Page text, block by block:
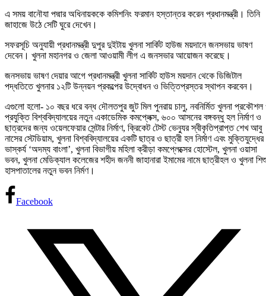
এ সময় বানৌযা পদ্মার অধিনায়ককে কমিশনিং ফরমান হস্তান্তর করেন প্রধানমন্ত্রী। তিনি
জাহাজে উঠে সেটি ঘুরে দেখেন।
সফরসূচি অনুযায়ী প্রধানমন্ত্রী দুপুর দুইটায় খুলনা সার্কিট হাউজ ময়দানে জনসভায় ভাষণ
দেবেন। খুলনা মহানগর ও জেলা আওয়ামী লীগ এ জনসভার আয়োজন করেছে।
জনসভায় ভাষণ দেয়ার আগে প্রধানমন্ত্রী খুলনা সার্কিট হাউস ময়দান থেকে ডিজিটাল
পদ্ধতিতে খুলনার ১২টি উন্নয়ন প্রকল্পের উদ্বোধন ও ভিত্তিপ্রস্তর স্থাপন করবেন।
এগুলো হলো- ১০ বছর ধরে বন্ধ দৌলতপুর জুট মিল পুনরায় চালু, নবনির্মিত খুলনা
প্রযুক্তি বিশ্ববিদ্যালয়ের নতুন একাডেমিক কমপ্লেক্স, ৬০০ আসনের বঙ্গবন্ধু হল নির্মাণ ও
ছাত্রদের জন্য ওয়েলফেয়ার সেন্টার নির্মাণ, ক্রিকেট টেস্ট ভেন্যুর স্বীকৃতিপ্রাপ্ত শেখ আবু
নাসের স্টেডিয়াম, খুলনা বিশ্ববিদ্যালয়ের একটি ছাত্র ও ছাত্রী হল নির্মাণ এবং মুক্তিযুদ্ধের
ভাস্কর্য ‘অদম্য বাংলা’, খুলনা বিভাগীয় মহিলা ক্রীড়া কমপ্লেক্সের হোস্টেল, খুলনা ওয়াসা
ভবন, খুলনা মেডিক্যাল কলেজের শহীদ জননী জাহানারা ইমামের নামে ছাত্রীহল ও খুলনা
হাসপাতালের নতুন ভবন নির্মণ।
Facebook